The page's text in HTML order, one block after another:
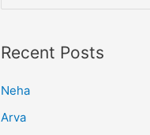
e
r
f
Recent Posts
Neha
Arva